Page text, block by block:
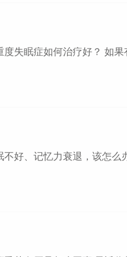
失眠症如何治疗好？ 如
好、记忆力衰退，该怎么